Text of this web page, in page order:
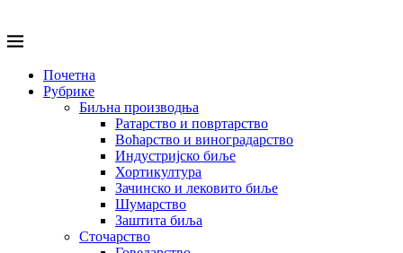
Почетна
Рубрике
Биљна производња
Ратарство и повртарство
Воћарство и виноградарство
Индустријско биље
Хортикултура
Зачинско и лековито биље
Шумарство
Заштита биља
Сточарство